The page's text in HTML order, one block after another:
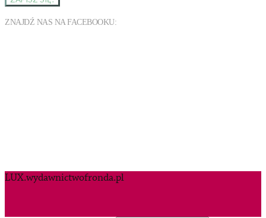
ZNAJDŹ NAS NA FACEBOOKU:
LUX.wydawnictwofronda.pl